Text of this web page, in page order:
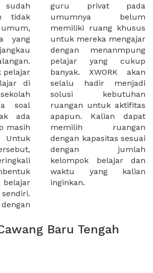
tidak
yang
pelajar
di
soal
ada
masih
akan
dapat
sesuai
dan
inginkan.
Baru Tengah